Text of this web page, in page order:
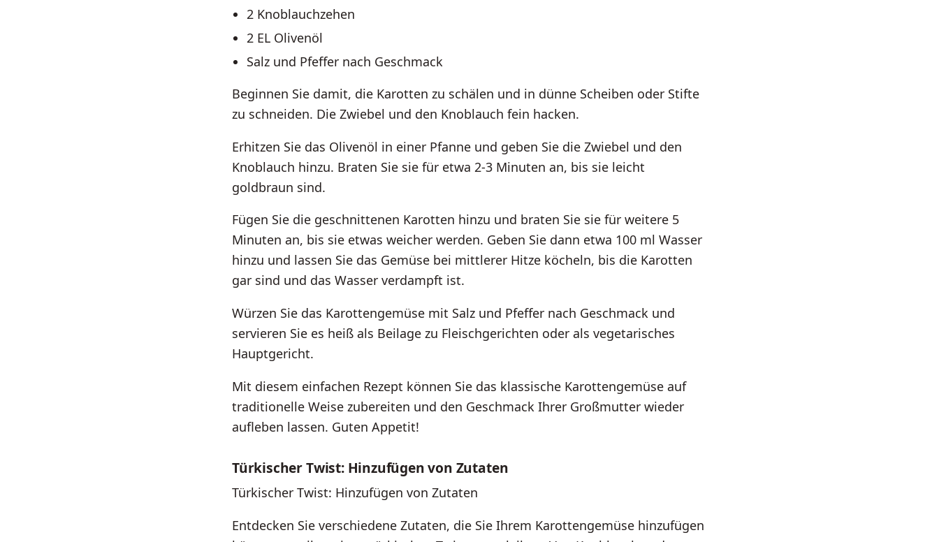
2 Knoblauchzehen
2 EL Olivenöl
Salz und Pfeffer nach Geschmack
Beginnen Sie damit, die Karotten zu schälen und in dünne Scheiben oder Stifte
zu schneiden. Die Zwiebel und den Knoblauch fein hacken.
Erhitzen Sie das Olivenöl in einer Pfanne und geben Sie die Zwiebel und den
Knoblauch hinzu. Braten Sie sie für etwa 2-3 Minuten an, bis sie leicht
goldbraun sind.
Fügen Sie die geschnittenen Karotten hinzu und braten Sie sie für weitere 5
Minuten an, bis sie etwas weicher werden. Geben Sie dann etwa 100 ml Wasser
hinzu und lassen Sie das Gemüse bei mittlerer Hitze köcheln, bis die Karotten
gar sind und das Wasser verdampft ist.
Würzen Sie das Karottengemüse mit Salz und Pfeffer nach Geschmack und
servieren Sie es heiß als Beilage zu Fleischgerichten oder als vegetarisches
Hauptgericht.
Mit diesem einfachen Rezept können Sie das klassische Karottengemüse auf
traditionelle Weise zubereiten und den Geschmack Ihrer Großmutter wieder
aufleben lassen. Guten Appetit!
Türkischer Twist: Hinzufügen von Zutaten
Türkischer Twist: Hinzufügen von Zutaten
Entdecken Sie verschiedene Zutaten, die Sie Ihrem Karottengemüse hinzufügen